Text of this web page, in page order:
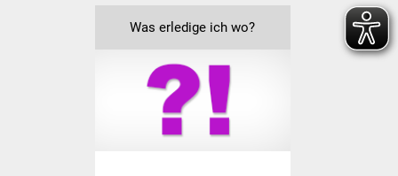
Bürgerbus (MOBS)
Abfall und Entsorgung
Kultur & Freizeit
Was erledige ich wo?